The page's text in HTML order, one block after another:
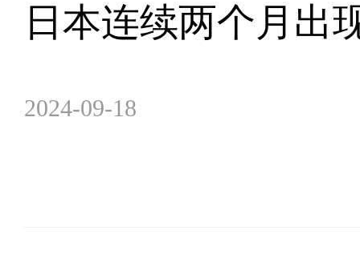
日本连续两个月出
2024-09-18